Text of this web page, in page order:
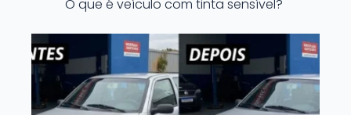
O que é veículo com tinta sensível?